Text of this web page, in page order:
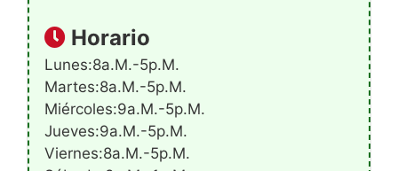
Horario
Lunes:8a.m.-5p.m.
Martes:8a.m.-5p.m.
Miércoles:9a.m.-5p.m.
Jueves:9a.m.-5p.m.
Viernes:8a.m.-5p.m.